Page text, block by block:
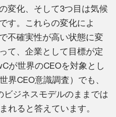
変化、そして3つ目は気候
す。これらの変化によ
不確実性が高い状態に変
て、企業として目標が定
が世界のCEOを対象とし
界CEO意識調査）でも、
ビジネスモデルのままでは
れると答えています。